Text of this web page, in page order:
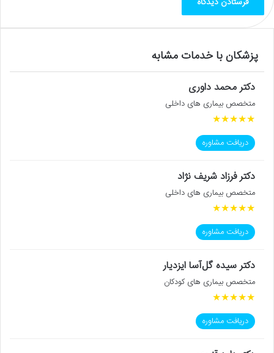
پزشکان با خدمات مشابه
دکتر محمد داوری
متخصص بیماری های داخلی
★
★
★
★
★
دریافت مشاوره
دکتر فرزاد شریف نژاد
متخصص بیماری های داخلی
★
★
★
★
★
دریافت مشاوره
دکتر سیده گل‌آسا ایزدیار
متخصص بیماری های کودکان
★
★
★
★
★
دریافت مشاوره